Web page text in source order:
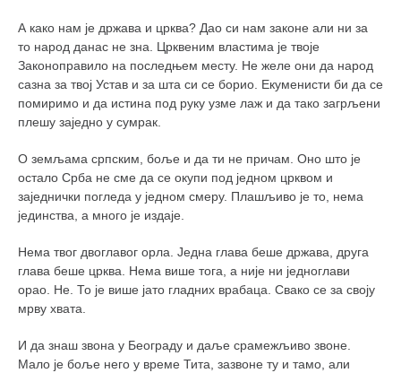
А како нам је држава и црква? Дао си нам законе али ни за
то народ данас не зна. Црквеним властима је твоје
Законоправило на последњем месту. Не желе они да народ
сазна за твој Устав и за шта си се борио. Екуменисти би да се
помиримо и да истина под руку узме лаж и да тако загрљени
плешу заједно у сумрак.
О земљама српским, боље и да ти не причам. Оно што је
остало Срба не сме да се окупи под једном црквом и
заједнички погледа у једном смеру. Плашљиво је то, нема
јединства, а много је издаје.
Нема твог двоглавог орла. Једна глава беше држава, друга
глава беше црква. Нема више тога, а није ни једноглави
орао. Не. То је више јато гладних врабаца. Свако се за своју
мрву хвата.
И да знаш звона у Београду и даље срамежљиво звоне.
Мало је боље него у време Тита, зазвоне ту и тамо, али